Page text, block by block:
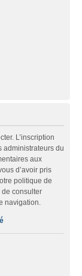
L’inscription
administrateurs du
aux
d’avoir pris
politique de
consulter
navigation.